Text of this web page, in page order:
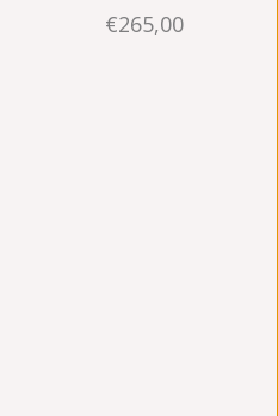
Zilver
€265,00